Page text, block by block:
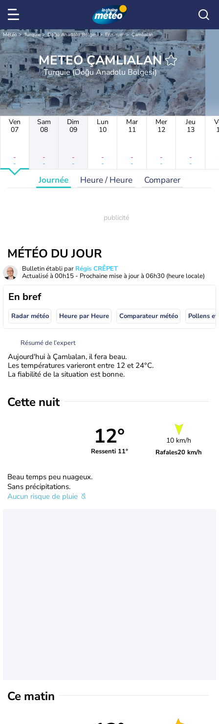
Météo Turquie Doğu Anadolu Bölgesi Erzurum Çamlıalan
METEO ÇAMLIALAN
Turquie (Doğu Anadolu Bölgesi)
Ven
07
-
-
Sam
08
-
-
Dim
09
-
-
Lun
10
-
-
Mar
11
-
-
Mer
12
-
-
Jeu
13
-
-
Journée Heure / Heure Comparer
MÉTÉO DU JOUR
Bulletin établi par Régis CRÊPET
Actualisé à 00h15 - Prochaine mise à jour à 06h30 (heure locale)
En bref
Radar météo Heure par Heure Comparateur météo Pollens
Résumé de l’expert
Aujourd'hui à Çamlıalan, il fera beau.
Les températures varieront entre 12 et 24°C.
La fiabilité de la situation est bonne.
Cette nuit
12°
Ressenti 11°
10 km/h
Rafales20 km/h
Beau temps peu nuageux.
Sans précipitations.
Aucun risque de pluie
Ce matin